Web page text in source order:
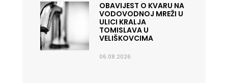
OBAVIJEST O KVARU NA
VODOVODNOJ MREŽI U
ULICI KRALJA
TOMISLAVA U
VELIŠKOVCIMA
06.08.2026.